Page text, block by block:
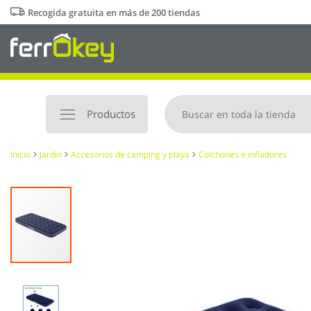
Ir
al
contenido
Recogida gratuita en más de 200 tiendas
Productos
Inicio Jardin Accesorios de camping y playa Colchones e infladores
Saltar
final
galería
imágenes